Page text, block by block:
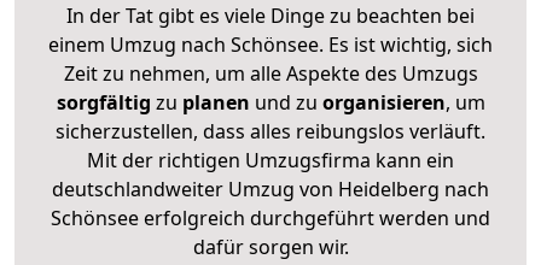
In der Tat gibt es viele Dinge zu beachten bei
einem Umzug nach Schönsee. Es ist wichtig, sich
Zeit zu nehmen, um alle Aspekte des Umzugs
sorgfältig zu planen und zu organisieren, um
sicherzustellen, dass alles reibungslos verläuft.
Mit der richtigen Umzugsfirma kann ein
deutschlandweiter Umzug von Heidelberg nach
Schönsee erfolgreich durchgeführt werden und
dafür sorgen wir.